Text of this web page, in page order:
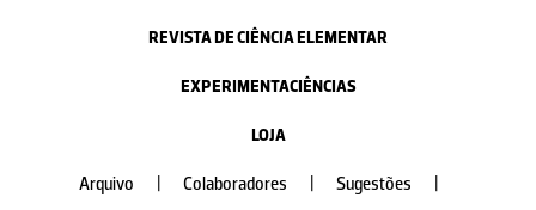
REVISTA DE CIÊNCIA ELEMENTAR
EXPERIMENTACIÊNCIAS
LOJA
Arquivo Colaboradores Sugestões